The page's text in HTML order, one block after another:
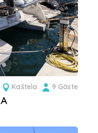
9 Gäste
Kaštela